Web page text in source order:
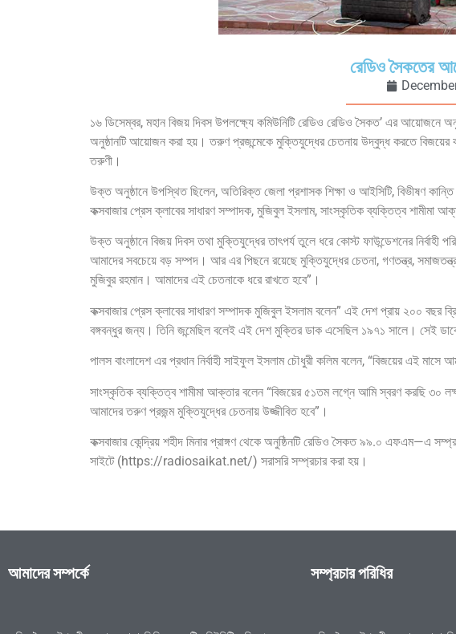
রেডিও সৈকতের
১৬ ডিসেম্বর, মহান বিজয় দিবস উপলক্ষ্যে কমিউনিটি রেডিও রেডিও সৈকত’ এর আয়োজনে
অনুষ্ঠানটি আয়োজন করা হয়। তরুণ প্রজন্মেকে মুক্তিযুদ্ধের চেতনায় উদ্বুদ্ধ করতে বিজয়ের
তরুণী।
উক্ত অনুষ্ঠানে উপস্থিত ছিলেন, অতিরিক্ত জেলা প্রশাসক শিক্ষা ও আইসিটি, বিভীষণ কান্তি
কক্সবাজার প্রেস ক্লাবের সাধারণ সম্পাদক, মুজিবুল ইসলাম, সাংস্কৃতিক ব্যক্তিত্ব শামীমা
উক্ত অনুষ্ঠানে বিজয় দিবস তথা মুক্তিযুদ্ধের তাৎপর্য তুলে ধরে কোস্ট ফাউন্ডেশনের
আমাদের সবচেয়ে বড় সম্পদ। আর এর পিছনে রয়েছে মুক্তিযুদ্ধের চেতনা, গণতন্ত্র,
মুজিবুর রহমান। আমাদের এই চেতনাকে ধরে রাখতে হবে”।
কক্সবাজার প্রেস ক্লাবের সাধারণ সম্পাদক মুজিবুল ইসলাম বলেন” এই দেশ প্রায় ২০০
বঙ্গবন্ধুর জন্য। তিনি জন্মেছিল বলেই এই দেশ মুক্তির ডাক এসেছিল ১৯৭১ সালে। সেই ডাকে
পালস বাংলাদেশ এর প্রধান নির্বাহী সাইফুল ইসলাম চৌধুরী কলিম বলেন, “বিজয়ের এই
সাংস্কৃতিক ব্যক্তিত্ব শামীমা আক্তার বলেন “বিজয়ের ৫১তম লগ্নে আমি স্বরণ করছি ৩০
আমাদের তরুণ প্রজন্ম মুক্তিযুদ্ধের চেতনায় উজ্জীবিত হবে”।
কক্সবাজার কেন্দ্রিয় শহীদ মিনার প্রাঙ্গণ থেকে অনুষ্ঠিনটি রেডিও সৈকত ৯৯.০
সাইটে (https://radiosaikat.net/) সরাসরি সম্প্রচার করা হয়।
আমাদের সম্পর্কে সম্প্রচার পরিধির